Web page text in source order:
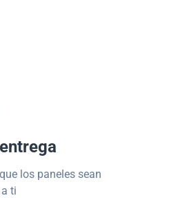
los paneles sean
ti